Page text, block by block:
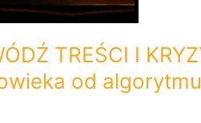
TREŚCI I
od